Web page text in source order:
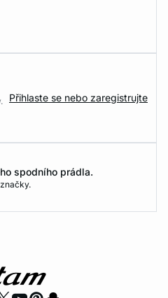
Přihlaste se nebo zaregistrujte
spodního prádla.